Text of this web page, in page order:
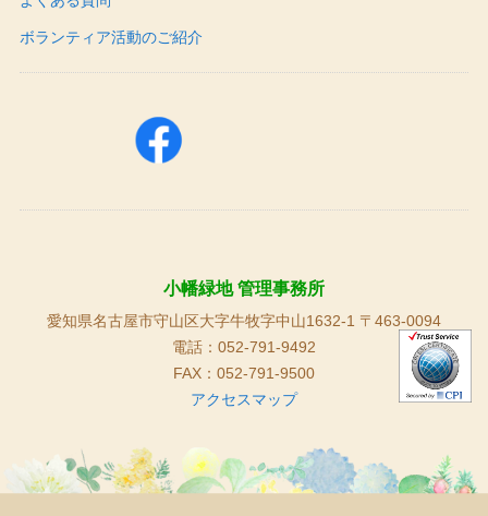
ボランティア活動のご紹介
小幡緑地 管理事務所
愛知県名古屋市守山区大字牛牧字中山1632-1 〒463-0094
電話：052-791-9492
FAX：052-791-9500
アクセスマップ